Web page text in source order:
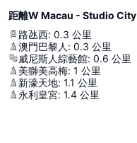
距離W Macau - Studio City
路氹西: 0.3 公里
澳門巴黎人 : 0.3 公里
威尼斯人綜藝館: 0.6 公里
美獅美高梅: 1 公里
新濠天地: 1.1 公里
永利皇宮: 1.4 公里